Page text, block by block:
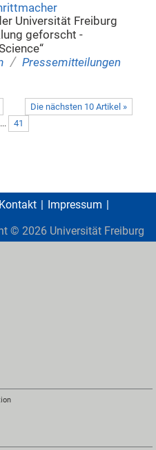
Universität Freiburg
geforscht -
/ Pressemitteilungen
Die nächsten 10 Artikel »
... 41
Kontakt
Impressum
© 2026 Universität Freiburg